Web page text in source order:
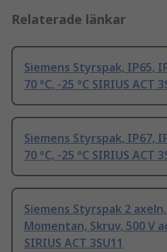
Relaterade länkar
Siemens Styrspak, IP65,
70 °C, -25 °C SIRIUS ACT
Siemens Styrspak, IP67,
70 °C, -25 °C SIRIUS ACT
Siemens Styrspak 2
Momentan, Skruv, 500 V
SIRIUS ACT 3SU11